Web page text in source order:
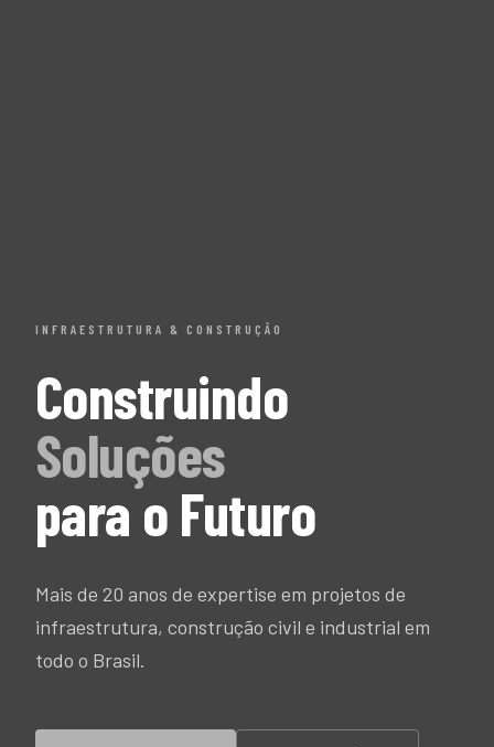
INFRAESTRUTURA & CONSTRUÇÃO
Construindo
Soluções
para o Futuro
Mais de 20 anos de expertise em projetos de
infraestrutura, construção civil e industrial em
todo o Brasil.